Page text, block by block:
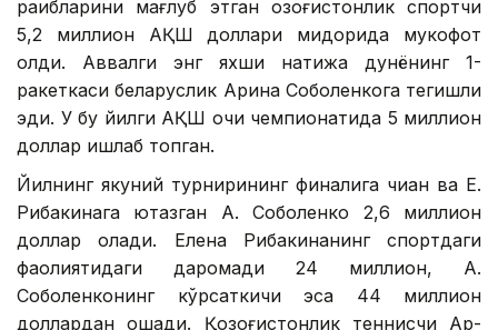
рақибларини мағлуб этган қозоғистонлик спортчи
5,2 миллион АҚШ доллари миқдорида мукофот
олди. Аввалги энг яхши натижа дунёнинг 1-
ракеткаси беларуслик Арина Соболенкога тегишли
эди. У бу йилги АҚШ очиқ чемпионатида 5 миллион
доллар ишлаб топган.
Йилнинг якуний турнирининг финалига чиққан ва Е.
Рибакинага ютқазган А. Соболенко 2,6 миллион
доллар олади. Елена Рибакинанинг спортдаги
фаолиятидаги даромади 24 миллион, А.
Соболенконинг кўрсаткичи эса 44 миллион
доллардан ошади. Қозоғистонлик теннисчи Ар-